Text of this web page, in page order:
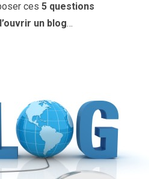
ces 5 questions
un blog…